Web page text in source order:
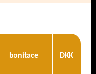
bonitace DKK